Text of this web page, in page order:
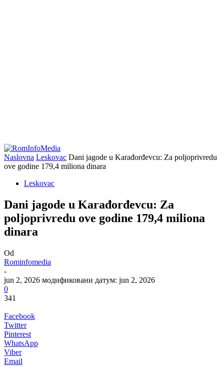
Naslovna Leskovac Dani jagode u Karađorđevcu: Za poljoprivredu
ove godine 179,4 miliona dinara
Leskovac
Dani jagode u Karađorđevcu: Za
poljoprivredu ove godine 179,4 miliona
dinara
Od
Rominfomedia
-
jun 2, 2026 модификовани датум: jun 2, 2026
0
341
Facebook
Twitter
Pinterest
WhatsApp
Viber
Email